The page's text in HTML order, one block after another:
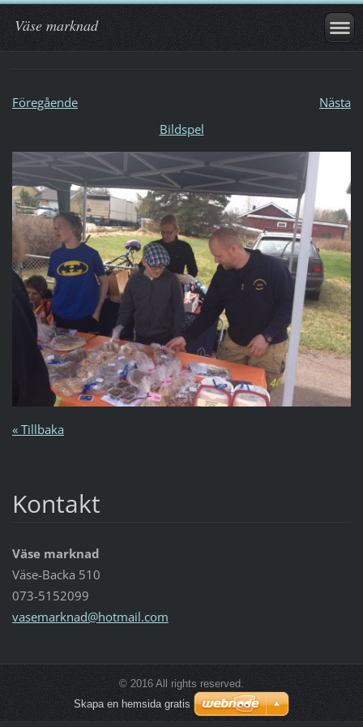
Väse marknad
Föregående
Nästa
Bildspel
« Tillbaka
Kontakt
Väse marknad
Väse-Backa 510
073-5152099
vasemarknad@hotmail.com
© 2016 All rights reserved.
Skapa en hemsida gratis